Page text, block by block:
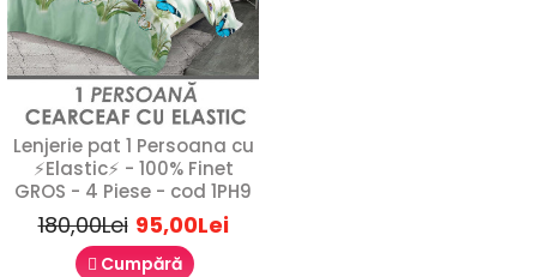
Lenjerie de pat 1 Persoana - 100% Finet GROS
- 4 Piese - cod 1P4
180,00Lei
Lenjerie pat 1 Persoana cu
⚡Elastic⚡ - 100% Finet
GROS - 4 Piese - cod 1PH9
180,00Lei 95,00Lei
Cumpără